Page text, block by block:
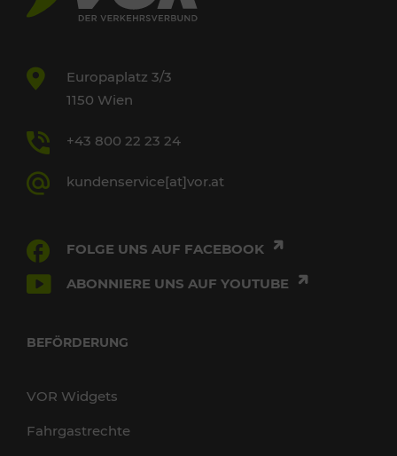
Europaplatz 3/3
1150 Wien
+43 800 22 23 24
kundenservice[at]vor.at
FOLGE UNS AUF FACEBOOK
ABONNIERE UNS AUF YOUTUBE
BEFÖRDERUNG
VOR Widgets
Fahrgastrechte